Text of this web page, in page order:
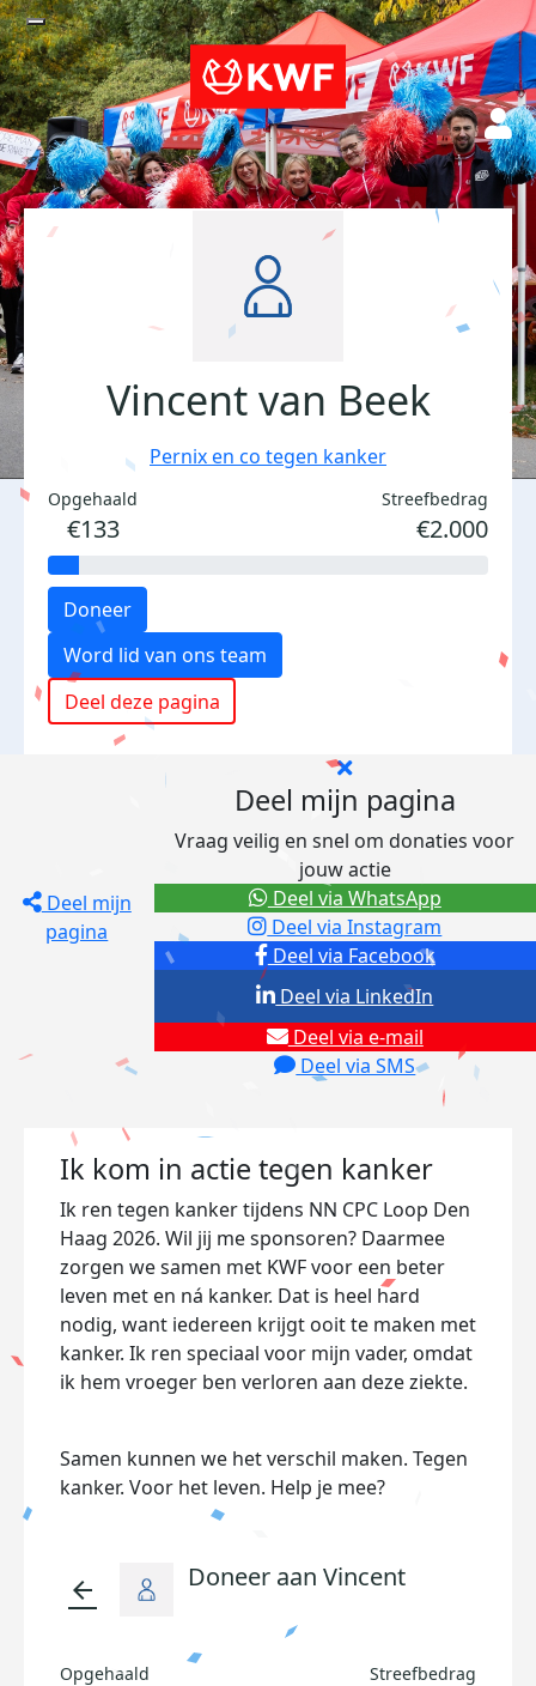
Vincent van Beek
Pernix en co tegen kanker
Opgehaald
€133
Streefbedrag
€2.000
Doneer
Word lid van ons team
Deel deze pagina
Deel mijn
pagina
Deel mijn pagina
Vraag veilig en snel om donaties voor
jouw actie
Deel via Facebook
Deel via Instagram
Deel via e-mail
Deel via SMS
Deel via LinkedIn
Deel via WhatsApp
Ik kom in actie tegen kanker
Ik ren tegen kanker tijdens NN CPC Loop Den
Haag 2026. Wil jij me sponsoren? Daarmee
zorgen we samen met KWF voor een beter
leven met en ná kanker. Dat is heel hard
nodig, want iedereen krijgt ooit te maken met
kanker. Ik ren speciaal voor mijn vader, omdat
ik hem vroeger ben verloren aan deze ziekte.
Samen kunnen we het verschil maken. Tegen
kanker. Voor het leven. Help je mee?
arrow_back Doneer aan Vincent
Opgehaald Streefbedrag